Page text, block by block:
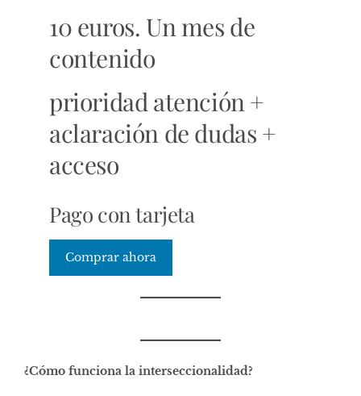
10 euros. Un mes de
contenido
prioridad atención +
aclaración de dudas +
acceso
Pago con tarjeta
Comprar ahora
¿Cómo funciona la interseccionalidad?